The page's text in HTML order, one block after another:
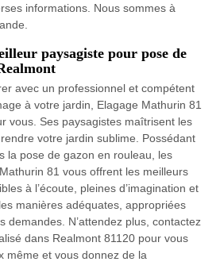
informations. Nous sommes à
paysagiste pour pose de
avec un professionnel et compétent
à votre jardin, Elagage Mathurin 81
vous. Ses paysagistes maîtrisent les
votre jardin sublime. Possédant
la pose de gazon en rouleau, les
81 vous offrent les meilleurs
à l’écoute, pleines d’imagination et
manières adéquates, appropriées
demandes. N’attendez plus, contactez
dans Realmont 81120 pour vous
même et vous donnez de la